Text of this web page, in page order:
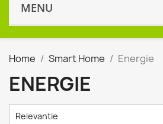
MENU
Home Smart Home Energie
ENERGIE
Relevantie